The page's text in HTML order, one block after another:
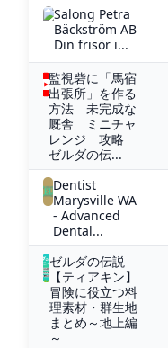
Salong Petra
Bäckström AB
Din frisör i...
監視砦に「馬宿
出張所」を作る
方法 未完成な
厩舎 ミニチャ
レンジ 攻略
ゼルダの伝...
Dentist
Marysville WA
- Advanced
Dental...
ゼルダの伝説
【ティアキン】
冒険に役立つ料
理素材・群生地
まとめ～地上編
～